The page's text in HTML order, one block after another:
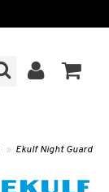
» Ekulf Night Guard